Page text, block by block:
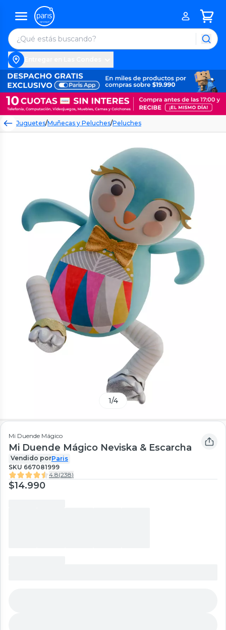
Juguetes/Muñecas y Peluches/Peluches
1/4
Mi Duende Mágico
Mi Duende Mágico Neviska & Escarcha
Vendido porParis
SKU 667081999
4.8(238)
$14.990